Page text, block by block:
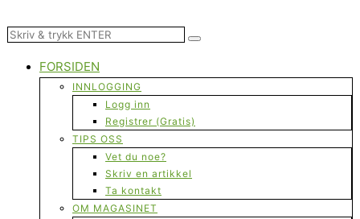
FORSIDEN
INNLOGGING
Logg inn
Registrer (Gratis)
TIPS OSS
Vet du noe?
Skriv en artikkel
Ta kontakt
OM MAGASINET